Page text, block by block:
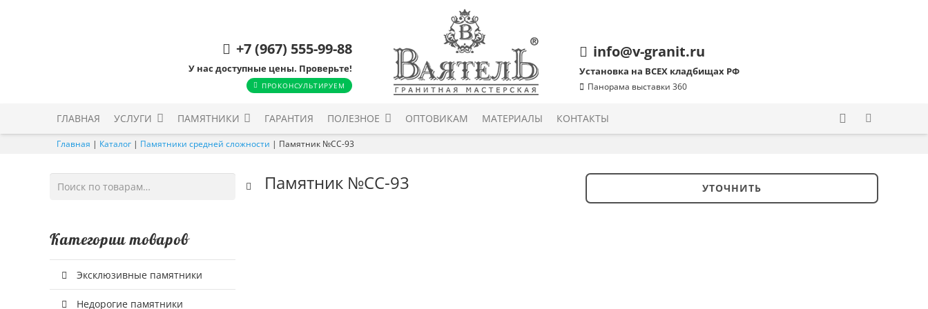
+7 (967) 555-99-88
У нас доступные цены. Проверьте!
ПРОКОНСУЛЬТИРУЕМ
info@v-granit.ru
Установка на ВСЕХ кладбищах РФ
Панорама выставки 360
ГЛАВНАЯ УСЛУГИ ПАМЯТНИКИ ГАРАНТИЯ ПОЛЕЗНОЕ ОПТОВИКАМ МАТЕРИАЛЫ КОНТАКТЫ
Главная | Каталог | Памятники средней сложности | Памятник №СС-93
Искать:
Категории товаров
Эксклюзивные памятники
Недорогие памятники
Памятник №СС-93
Количество
УТОЧНИТЬ